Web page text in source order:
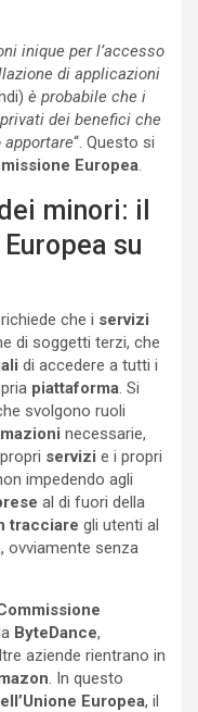
inique per l’accesso
di applicazioni
è probabile che i
dei benefici che
“. Questo si
Europea.
minori: il
su
che i servizi
di soggetti terzi, che
di accedere a tutti i
piattaforma. Si
svolgono ruoli
necessarie,
servizi e i propri
impedendo agli
al di fuori della
tracciare gli utenti al
ovviamente senza
ByteDance,
aziende rientrano in
. In questo
Europea, il